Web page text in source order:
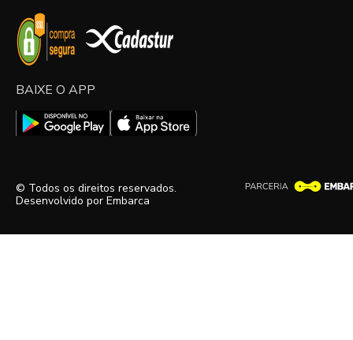
BAIXE O APP
© Todos os direitos reservados.
Desenvolvido por Embarca